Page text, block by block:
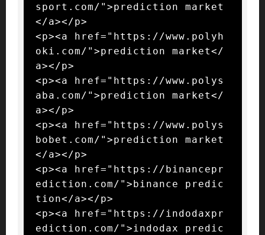
sport.com/">prediction market
</a></p>
<p><a href="https://www.polyh
oki.com/">prediction market</
a></p>
<p><a href="https://www.polys
aba.com/">prediction market</
a></p>
<p><a href="https://www.polys
bobet.com/">prediction market
</a></p>
<p><a href="https://binancepr
ediction.com/">binance predic
tion</a></p>
<p><a href="https://indodaxpr
ediction.com/">indodax predic